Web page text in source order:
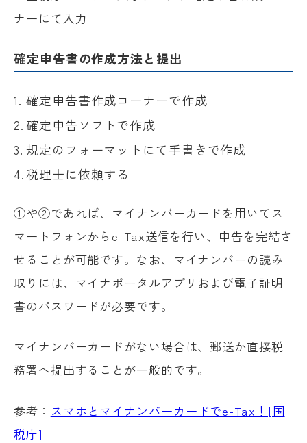
ナーにて入力
確定申告書の作成方法と提出
確定申告書作成コーナーで作成
確定申告ソフトで作成
規定のフォーマットにて手書きで作成
税理士に依頼する
①や②であれば、マイナンバーカードを用いてス
マートフォンからe-Tax送信を行い、申告を完結さ
せることが可能です。なお、マイナンバーの読み
取りには、マイナポータルアプリおよび電子証明
書のパスワードが必要です。
マイナンバーカードがない場合は、郵送か直接税
務署へ提出することが一般的です。
参考： スマホとマイナンバーカードでe-Tax！[国
税庁]